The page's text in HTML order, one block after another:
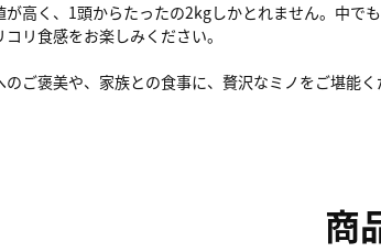
高く、1頭からたったの2kgしかとれません。中で
リ食感をお楽しみください。
ご褒美や、家族との食事に、贅沢なミノをご堪能く
商